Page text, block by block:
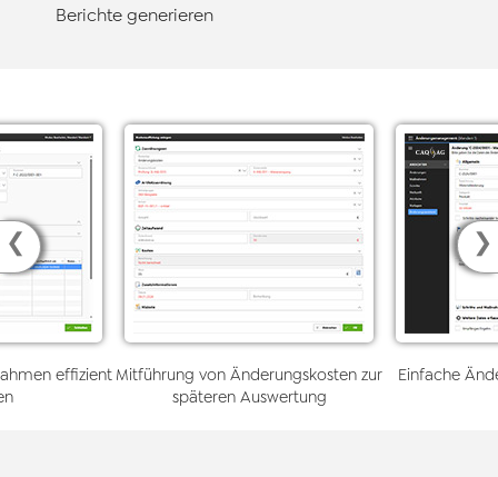
Berichte generieren
effizient Mitführung von Änderungskosten zur
späteren Auswertung
Einfache
❮ ❯